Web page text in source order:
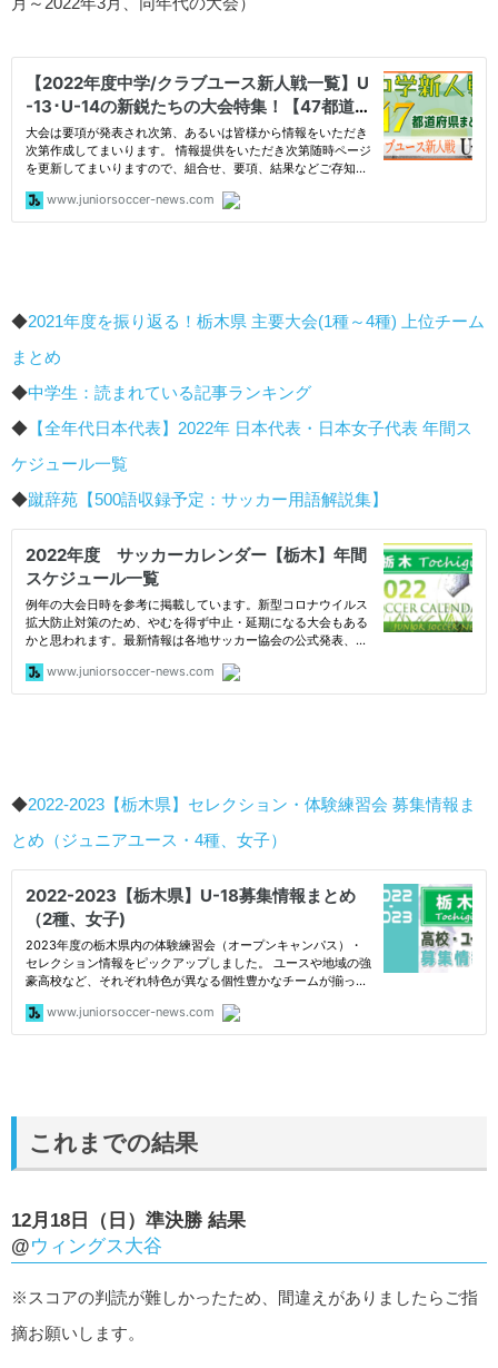
◆2021年度を振り返る！栃木県 主要大会(1種～4種) 上位チーム
まとめ
◆中学生：読まれている記事ランキング
◆ 【全年代日本代表】2022年 日本代表・日本女子代表 年間ス
ケジュール一覧
◆蹴辞苑【500語収録予定：サッカー用語解説集】
◆2022-2023【栃木県】セレクション・体験練習会 募集情報ま
とめ（ジュニアユース・4種、女子）
これまでの結果
12月18日（日）準決勝 結果
@ウィングス大谷
※スコアの判読が難しかったため、間違えがありましたらご指
摘お願いします。